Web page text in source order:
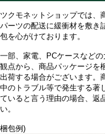
ツクモネットショップでは、
パーツの配送に緩衝材を敷き
包を心がけております。
一部、家電、PCケースなど
観点から、商品パッケージを
出荷する場合がございます。
中のトラブル等で発生する著
ていると言う理由の場合、返
い。
梱包例)